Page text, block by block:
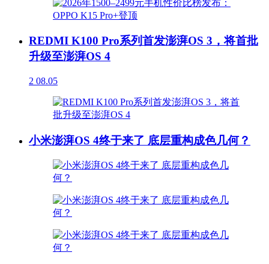
REDMI K100 Pro系列首发澎湃OS 3，将首批
升级至澎湃OS 4
2 08.05
小米澎湃OS 4终于来了 底层重构成色几何？